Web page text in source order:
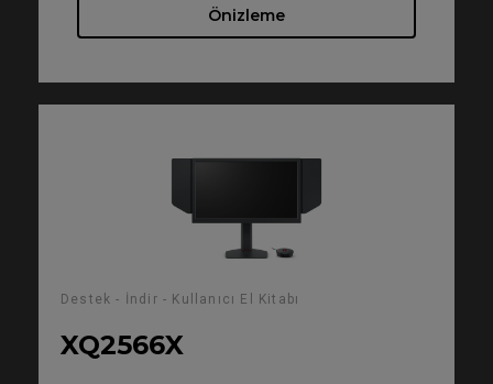
Önizleme
Destek - İndir - Kullanıcı El Kitabı
XQ2566X